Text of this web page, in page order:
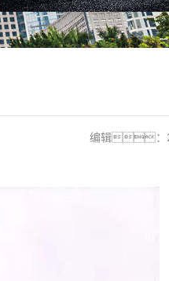
编辑：